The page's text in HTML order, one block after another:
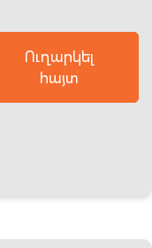
Ուղարկել
հայտ